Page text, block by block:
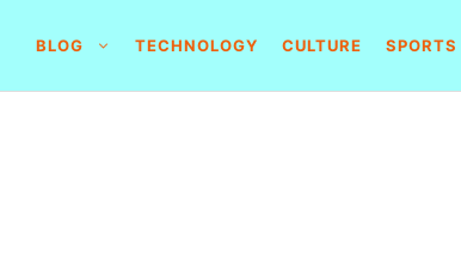
BLOG TECHNOLOGY CULTURE SPORTS